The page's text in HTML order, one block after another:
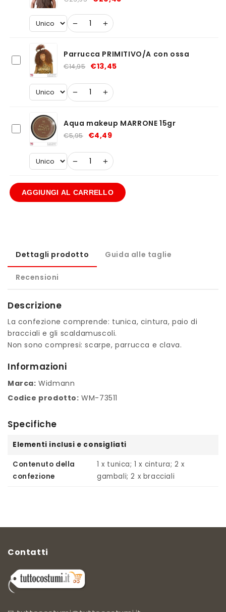
− +
Parrucca PRIMITIVO/A con ossa
€14,95 €13,45
− +
Aqua makeup MARRONE 15gr
€5,95 €4,49
− +
AGGIUNGI AL CARRELLO
Dettagli prodotto Guida alle taglie
Recensioni
Descrizione
La confezione comprende: tunica, cintura, paio di
bracciali e gli scaldamuscoli.
Non sono compresi: scarpe, parrucca e clava.
Informazioni
Marca: Widmann
Codice prodotto: WM-73511
Specifiche
Elementi inclusi e consigliati
Contenuto della
confezione
1 x tunica; 1 x cintura; 2 x
gambali; 2 x bracciali
Contatti